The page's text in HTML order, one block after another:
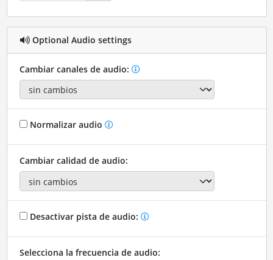
Optional Audio settings
Cambiar canales de audio:
Normalizar audio
Cambiar calidad de audio:
Desactivar pista de audio:
Selecciona la frecuencia de audio: